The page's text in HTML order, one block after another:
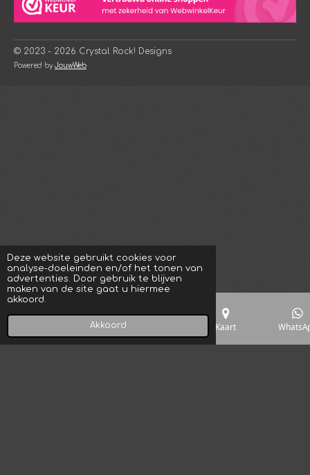
Deze website gebruikt cookies voor
analyse-doeleinden en/of het tonen van
advertenties. Door gebruik te blijven
maken van de site gaat u hiermee
akkoord.
Akkoord
s
A
p
a
g
a
m
o
k
© 2023 - 2026 Crystal Rock! Designs
Powered byJouwWeb
Telefoonnummer Kaart